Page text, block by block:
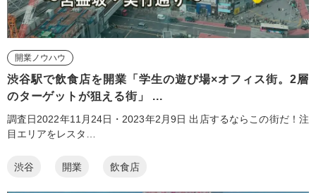
開業ノウハウ
渋谷駅で飲食店を開業「学生の遊び場×オフィス街。2層
のターゲットが狙える街」 ...
調査日2022年11月24日・2023年2月9日 出店するならこの街だ！注
目エリアをレスタ…
渋谷 開業 飲食店